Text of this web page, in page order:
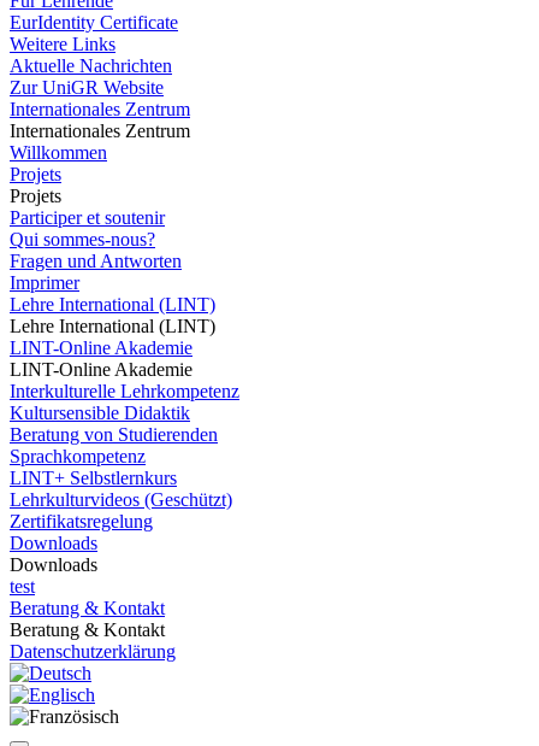
EurIdentity Certificate
Weitere Links
Aktuelle Nachrichten
Zur UniGR Website
Internationales Zentrum
Internationales Zentrum
Willkommen
Projets
Projets
Participer et soutenir
Qui sommes-nous?
Fragen und Antworten
Imprimer
Lehre International (LINT)
Lehre International (LINT)
LINT-Online Akademie
LINT-Online Akademie
Interkulturelle Lehrkompetenz
Kultursensible Didaktik
Beratung von Studierenden
Sprachkompetenz
LINT+ Selbstlernkurs
Lehrkulturvideos (Geschützt)
Zertifikatsregelung
Downloads
Downloads
test
Beratung & Kontakt
Beratung & Kontakt
Datenschutzerklärung